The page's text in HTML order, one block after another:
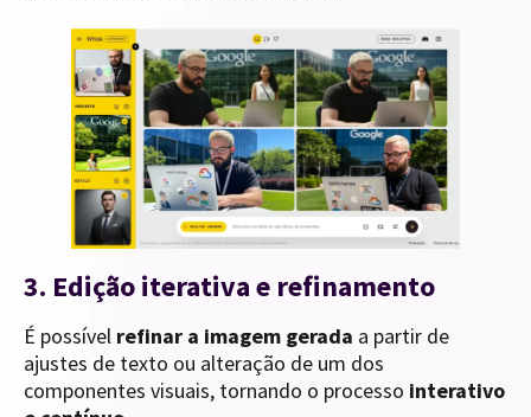
3. Edição iterativa e refinamento
É possível refinar a imagem gerada a partir de
ajustes de texto ou alteração de um dos
componentes visuais, tornando o processo interativo